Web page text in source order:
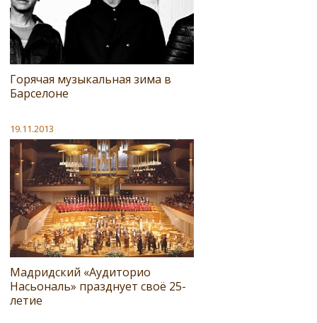
Горячая музыкальная зима в
Барселоне
19.11.2013
Мадридский «Аудиторио
Насьональ» празднует своё 25-
летие